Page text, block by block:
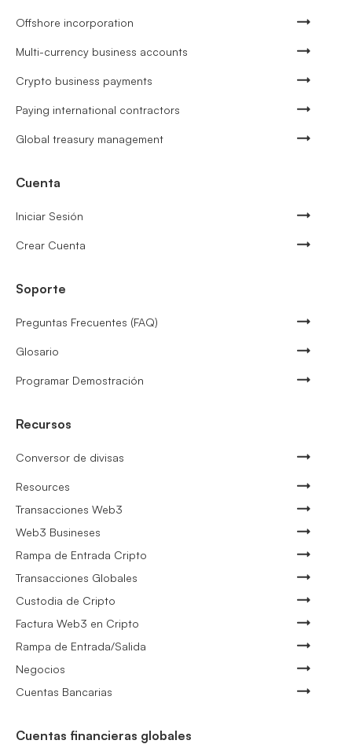
Offshore incorporation
Multi-currency business accounts
Crypto business payments
Paying international contractors
Global treasury management
Cuenta
Iniciar Sesión
Crear Cuenta
Soporte
Preguntas Frecuentes (FAQ)
Glosario
Programar Demostración
Recursos
Conversor de divisas
Resources
Transacciones Web3
Web3 Busineses
Rampa de Entrada Cripto
Transacciones Globales
Custodia de Cripto
Factura Web3 en Cripto
Rampa de Entrada/Salida
Negocios
Cuentas Bancarias
Cuentas financieras globales